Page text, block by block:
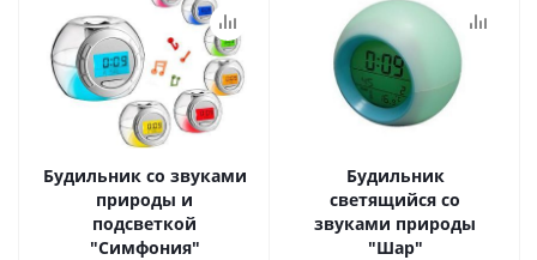
Будильник со звуками
природы и
подсветкой
"Симфония"
Будильник
светящийся со
звуками природы
"Шар"